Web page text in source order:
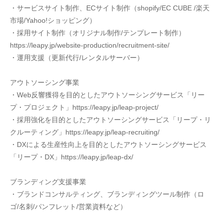
・サービスサイト制作、ECサイト制作（shopify/EC CUBE /楽天
市場/Yahoo!ショッピング）
・採用サイト制作（オリジナル制作/テンプレート制作）
https://leapy.jp/website-production/recruitment-site/
・運用支援（更新代行/レンタルサーバー）
アウトソーシング事業
・Web反響獲得を目的としたアウトソーシングサービス「リー
プ・プロジェクト」https://leapy.jp/leap-project/
・採用強化を目的としたアウトソーシングサービス「リープ・リ
クルーティング」https://leapy.jp/leap-recruiting/
・DXによる生産性向上を目的としたアウトソーシングサービス
「リープ・DX」https://leapy.jp/leap-dx/
ブランディング支援事業
・ブランドコンサルティング、ブランディングツール制作（ロ
ゴ/名刺/パンフレット/営業資料など）